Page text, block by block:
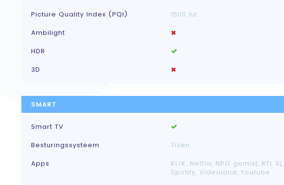
Picture Quality Index (PQI)
1500 hz
Ambilight
HDR
3D
SMART
Smart TV
Besturingssysteem
Tizen
Apps
KIJK, Netflix, NPO gemist, RTL XL,
Spotify, Videoland, Youtube